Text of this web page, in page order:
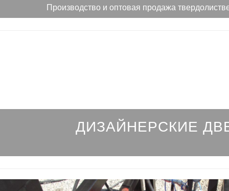
Производство и оптовая продажа
ДИЗАЙНЕРСКИЕ